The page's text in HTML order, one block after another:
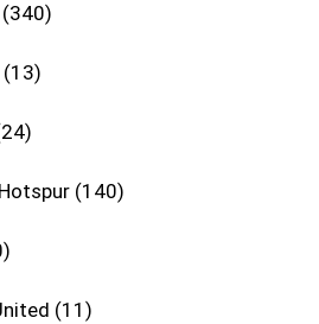
340
13
24
140
11